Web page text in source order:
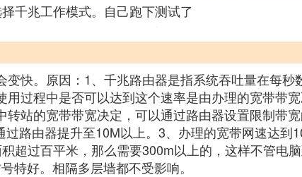
千兆工作模式。自己跑下测试了
快。原因：1、千兆路由器是指系统吞吐量在每
过程中是否可以达到这个速率是由办理的宽带带
站的宽带带宽决定，可以通过路由器设置限制带
路由器提升至10M以上。3、办理的宽带网速达
超过百平米，那么需要300m以上的，这样不管电
特好。相隔多层墙都不受影响。